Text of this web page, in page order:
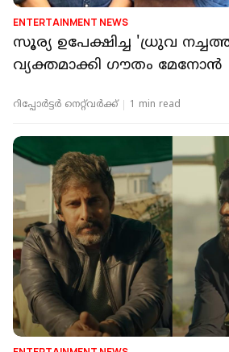
ENTERTAINMENT NEWS
സൂര്യ ഉപേക്ഷിച്ച 'ധ്രുവ
വ്യക്തമാക്കി ഗൗതം മേനോൻ
റിപ്പോർട്ടർ നെറ്റ്‌വര്‍ക്ക്‌ 1 min read